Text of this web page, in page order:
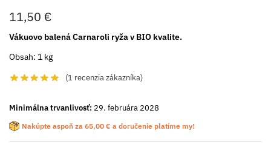
11,50 €
Vákuovo balená Carnaroli ryža v BIO kvalite.
Obsah: 1 kg
(1 recenzia zákazníka)
Minimálna trvanlivosť: 29. februára 2028
Nakúpte aspoň za 65,00 € a doručenie platíme my!